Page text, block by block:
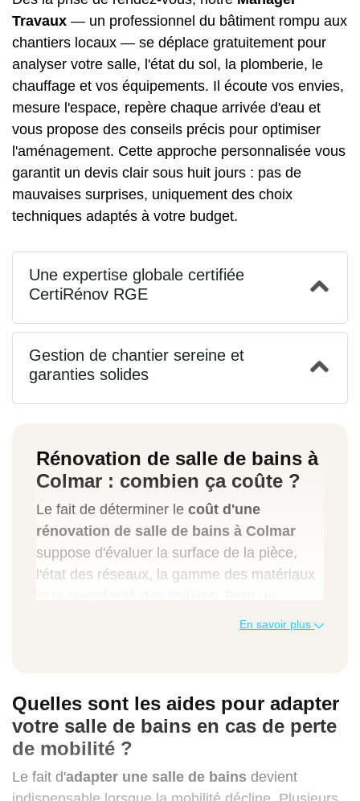
Travaux — un professionnel du bâtiment rompu aux
chantiers locaux — se déplace gratuitement pour
analyser votre salle, l'état du sol, la plomberie, le
chauffage et vos équipements. Il écoute vos envies,
mesure l'espace, repère chaque arrivée d'eau et
vous propose des conseils précis pour optimiser
l'aménagement. Cette approche personnalisée vous
garantit un devis clair sous huit jours : pas de
mauvaises surprises, uniquement des choix
techniques adaptés à votre budget.
Une expertise globale certifiée
CertiRénov RGE
Gestion de chantier sereine et
garanties solides
Rénovation de salle de bains à
Colmar : combien ça coûte ?
Le fait de déterminer le coût d'une
rénovation de salle de bains à Colmar
suppose d'évaluer la surface de la pièce,
l'état des réseaux, la gamme des matériaux
chiffrage rapide, répondez en ligne à
rendez-vous gratuit.
Besoin d'un devis personnalisé ? Contactez
Avenir Rénovations Colmar (68). Notre
Manager Travaux vous rappellera sous 24 h
En savoir plus
Quelles sont les aides pour adapter
votre salle de bains en cas de perte
de mobilité ?
Le fait d'adapter une salle de bains devient